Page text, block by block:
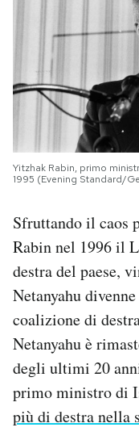
Yitzhak Rabin, primo
1995 (Evening Standard/
Sfruttando il caos
Rabin nel 1996 il
destra del paese,
Netanyahu
coalizione di
Netanyahu è
degli ultimi 20
primo ministro di
più di destra nella